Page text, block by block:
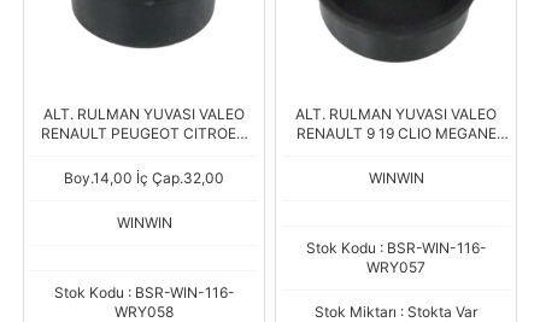
ALT. RULMAN YUVASI VALEO
RENAULT PEUGEOT CITROEN
Boy.14,00 İç Çap.32,00
Boy.14,00 İç Çap.32,00
WINWIN
Stok Kodu : BSR-WIN-116-
WRY058
ALT. RULMAN YUVASI VALEO
RENAULT 9 19 CLIO MEGANE
Çap.30,00
WINWIN
Stok Kodu : BSR-WIN-116-
WRY057
Stok Miktarı : Stokta Var